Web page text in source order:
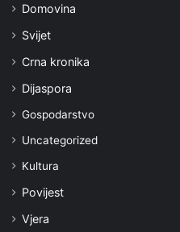
Domovina
Svijet
Crna kronika
Dijaspora
Gospodarstvo
Uncategorized
Kultura
Povijest
Vjera